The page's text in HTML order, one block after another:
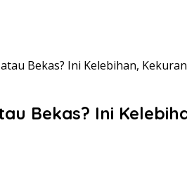
Bekas? Ini Kelebihan,
Bekas? Ini